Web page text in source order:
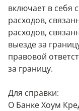
включает в себя
расходов,
расходов,
выезде за
правовой
за границу.
Для справки:
О Банке Хоум